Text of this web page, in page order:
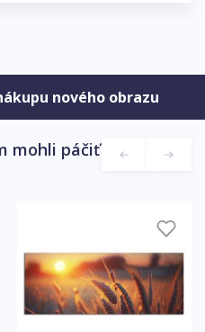
nového obrazu
mohli páčiť